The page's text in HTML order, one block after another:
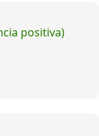
positiva)